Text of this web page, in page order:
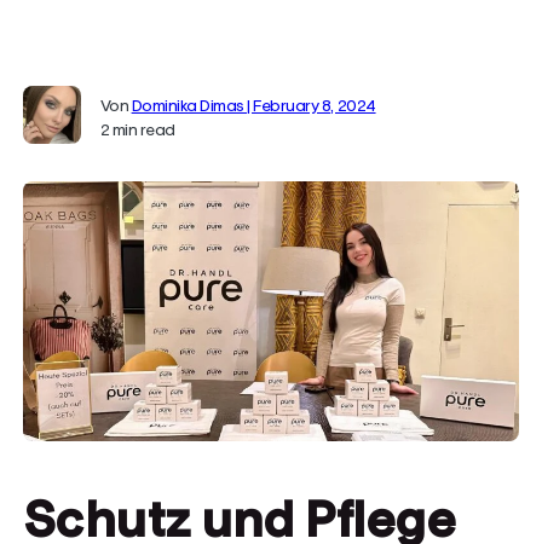
VonDominika Dimas | February 8, 2024
2 min read
Schutz und Pflege